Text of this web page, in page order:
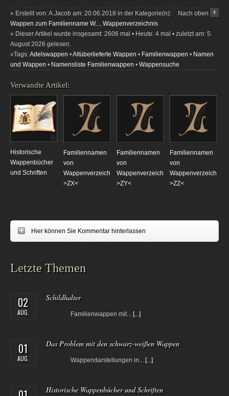
Nach oben
» Erstellt von: A.Jacob am: 20.06.2018 in der Kategorie(n):
Wappen zum Familienname W..., Wappenverzeichnis
» Dieser Artikel wurde insgesamt: 2606 mal • Heute: 4 mal • zuletzt am: 5.
August 2026 gelesen.
»Tags:Adelswappen •Altüberlieferte Wappen • Familienwappen • Namen
und Wappen • Namensliste Familienwappen • Wappensuche
Verwandte Artikel:
Historische
Wappenbücher
und Schriften
Familiennamen
von
Wappenverzeichnungen
>ZX<
Familiennamen
von
Wappenverzeichnungen
>ZY<
Familiennamen
von
>ZZ<
Hier können Sie Kommentar hinterlassen
Letzte Themen
02
AUG.
Schildhalter
Familienwappen mit... [...]
01
AUG.
Das Problem mit den schwarz-weißen Wappen
Wappendarstellungen in... [...]
Historische Wappenbücher und Schriften